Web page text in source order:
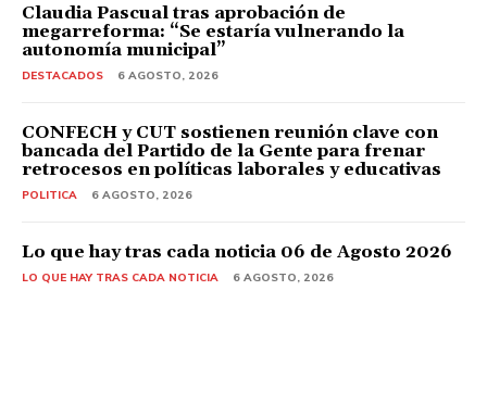
Claudia Pascual tras aprobación de
megarreforma: “Se estaría vulnerando la
autonomía municipal”
DESTACADOS 6 AGOSTO, 2026
CONFECH y CUT sostienen reunión clave con
bancada del Partido de la Gente para frenar
retrocesos en políticas laborales y educativas
POLITICA 6 AGOSTO, 2026
Lo que hay tras cada noticia 06 de Agosto 2026
LO QUE HAY TRAS CADA NOTICIA 6 AGOSTO, 2026